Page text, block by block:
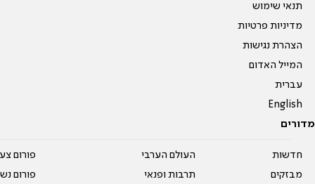
תנאי שימוש
מדיניות פרטיות
הצהרת נגישות
המייל האדום
עברית
English
מדורים
חדשות
מבזקים
העולם הערבי
תרבות ופנאי
פורום
פורום